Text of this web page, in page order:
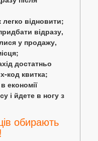
відновити;
відразу,
у продажу,
достатньо
код квитка;
економії
і йдете в ногу з
обирають